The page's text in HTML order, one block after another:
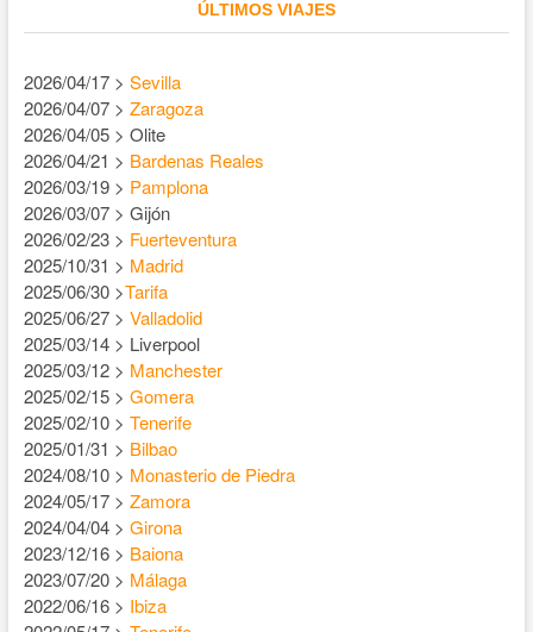
ÚLTIMOS VIAJES
2026/04/17 > Sevilla
2026/04/07 > Zaragoza
2026/04/05 > Olite
2026/04/21 > Bardenas Reales
2026/03/19 > Pamplona
2026/03/07 > Gijón
2026/02/23 > Fuerteventura
2025/10/31 > Madrid
2025/06/30 >Tarifa
2025/06/27 > Valladolid
2025/03/14 > Liverpool
2025/03/12 > Manchester
2025/02/15 > Gomera
2025/02/10 > Tenerife
2025/01/31 > Bilbao
2024/08/10 > Monasterio de Piedra
2024/05/17 > Zamora
2024/04/04 > Girona
2023/12/16 > Baiona
2023/07/20 > Málaga
2022/06/16 > Ibiza